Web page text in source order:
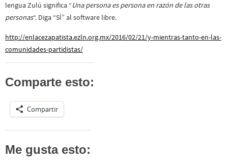
lengua Zulú significa “Una persona es persona en razón de las otras
personas“. Diga “SÍ” al software libre.
http://enlacezapatista.ezln.org.mx/2016/02/21/y-mientras-tanto-en-las-
comunidades-partidistas/
Comparte esto:
Compartir
Me gusta esto: